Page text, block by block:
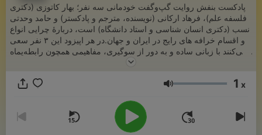
پادکست بنفش روایت گپ‌و‌گفت خودمانی سه نفر؛ بهار کاتوزی (دکتری
فلسفه علم)، فرهاد ارکانی (نویسنده، مترجم و پادکستر) و حامد وحدتی
نسب (دکتری انسان شناسی و استاد دانشگاه) است، دربارهٔ چرایی انواع
و اقسام خرافه های رایج در ایران و جهان.در هر اپیزود این ۳ نفر سعی
می‌کنند با زبانی ساده و به دور از سوگیری، مفاهیمی همچون رابطه‌یماه
و سال تولد با شخصیت افراد، کف‌بینی، فال، موجودات فرازمینی، گنج و
شنیدید تیزر پادکست بود. منتظر اولین شماره‌ی ما باشید.تهیه‌کننده:
Lautstärke 1 x